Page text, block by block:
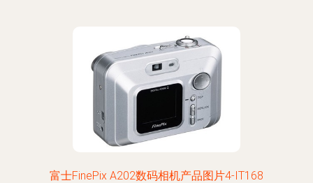
富士FinePix A202数码相机产品图片4-IT168